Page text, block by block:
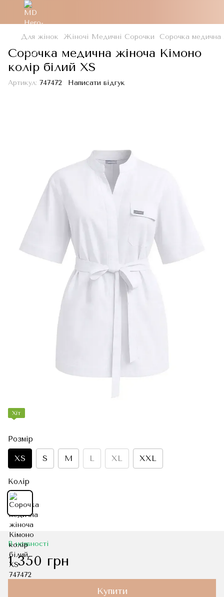
Для жінок Жіночі Медичні Сорочки Сорочка медична
Сорочка медична жіноча Кімоно
колір білий XS
Артикул: 747472 Написати відгук
Хіт
Розмір
XS S M L XL XXL
Колір
В наявності
1 350 грн
Купити